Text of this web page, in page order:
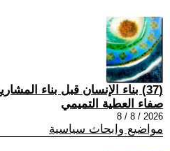
(37) بناء الإنسان قبل بناء المشاريع
صفاء العطية التميمي
2026 / 8 / 8
مواضيع وابحاث سياسية